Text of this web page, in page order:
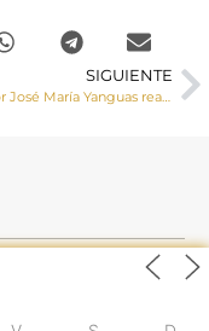
SIGUIENTE
Monseñor José María Yanguas realiza una Visita Pastoral a Villar del Horno y Horcajada de la Torre